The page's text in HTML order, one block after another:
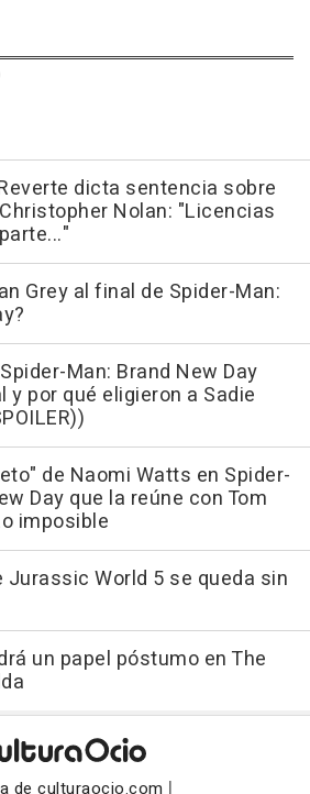
dicta sentencia sobre
Nolan: "Licencias
Grey al final de Spider-Man:
Man: Brand New Day
y por qué eligieron a Sadie
de Naomi Watts en Spider-
Day que la reúne con Tom
imposible
Jurassic World 5 se queda sin
un papel póstumo en The
de culturaocio.com |